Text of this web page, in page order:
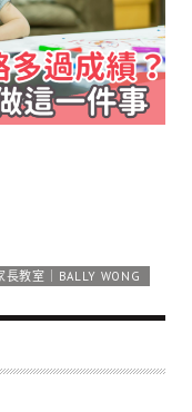
長教室｜BALLY WONG